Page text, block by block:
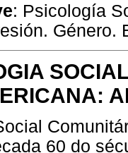
: Psicología
Género.
60 do